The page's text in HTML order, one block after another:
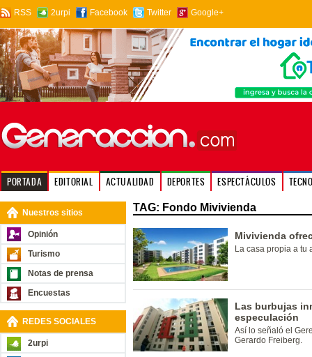
RSS 2urpi Facebook Twitter Google+
PORTADA EDITORIAL ACTUALIDAD DEPORTES ESPECTÁCULOS
Nuestros sitios
Opinión
Turismo
Notas de prensa
Encuestas
REDES SOCIALES
2urpi
TAG: Fondo Mivivienda
Mivivienda
La casa propia a tu
Las burbujas
especulación
Así lo señaló el
Gerardo Freiberg.